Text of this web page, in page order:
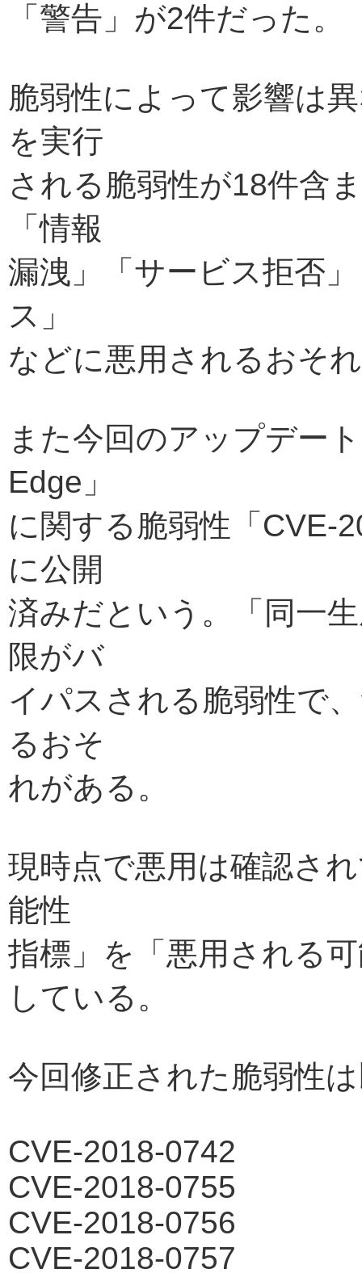
「警告」が2件だった。
脆弱性によって影響は
を実行
される脆弱性が18件含
「情報
漏洩」「サービス拒否
ス」
などに悪用されるおそ
また今回のアップデー
Edge」
に関する脆弱性「CVE-
に公開
済みだという。「同一
限がバ
イパスされる脆弱性で
るおそ
れがある。
現時点で悪用は確認さ
能性
指標」を「悪用される
している。
今回修正された脆弱性
CVE-2018-0742
CVE-2018-0755
CVE-2018-0756
CVE-2018-0757